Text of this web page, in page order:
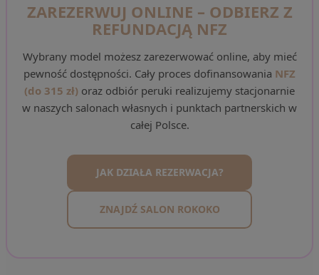
ZAREZERWUJ ONLINE – ODBIERZ Z
REFUNDACJĄ NFZ
Wybrany model możesz zarezerwować online, aby mieć
pewność dostępności. Cały proces dofinansowania NFZ
(do 315 zł) oraz odbiór peruki realizujemy stacjonarnie
w naszych salonach własnych i punktach partnerskich w
całej Polsce.
JAK DZIAŁA REZERWACJA?
ZNAJDŹ SALON ROKOKO